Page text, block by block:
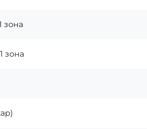
зона
зона